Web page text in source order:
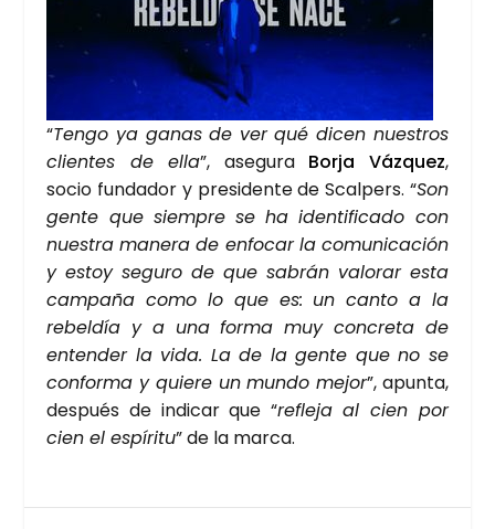
“Ten­go ya ganas de ver qué dicen nues­tros
clien­tes de ella”, ase­gu­ra Bor­ja Váz­quez,
socio fun­da­dor y pre­si­den­te de Scal­pers. “Son
gen­te que siem­pre se ha iden­ti­fi­ca­do con
nues­tra mane­ra de enfo­car la comu­ni­ca­ción
y estoy segu­ro de que sabrán valo­rar esta
cam­pa­ña como lo que es: un can­to a la
rebel­día y a una for­ma muy con­cre­ta de
enten­der la vida. La de la gen­te que no se
con­for­ma y quie­re un mun­do mejor”, apun­ta,
des­pués de indi­car que “refle­ja al cien por
cien el espí­ri­tu” de la mar­ca.